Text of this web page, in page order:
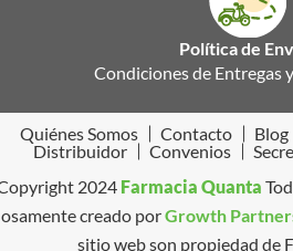
Política de
Condiciones de Entregas
Quiénes Somos Contacto Blog
Distribuidor
Convenios
2024 Farmacia Quanta
creado porGrowth
sitio web son propiedad de